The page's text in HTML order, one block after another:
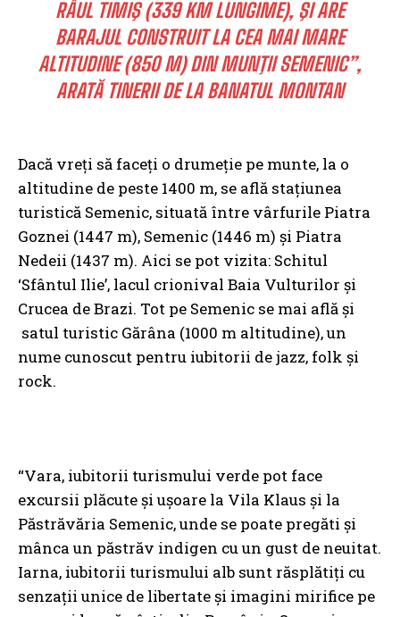
RÂUL TIMIŞ (339 KM LUNGIME), ŞI ARE
BARAJUL CONSTRUIT LA CEA MAI MARE
ALTITUDINE (850 M) DIN MUNŢII SEMENIC”,
ARATĂ TINERII DE LABANATUL MONTAN
Dacă vreţi să faceţi o drumeţie pe munte, la o
altitudine de peste 1400 m, se află staţiunea
turistică Semenic, situată între vârfurile Piatra
Goznei (1447 m), Semenic (1446 m) şi Piatra
Nedeii (1437 m). Aici se pot vizita: Schitul
‘Sfântul Ilie’, lacul crionival Baia Vulturilor şi
Crucea de Brazi. Tot pe Semenic se mai află şi
satul turistic Gărâna (1000 m altitudine), un
nume cunoscut pentru iubitorii de jazz, folk şi
rock.
“Vara, iubitorii turismului verde pot face
excursii plăcute şi uşoare la Vila Klaus şi la
Păstrăvăria Semenic, unde se poate pregăti şi
mânca un păstrăv indigen cu un gust de neuitat.
Iarna, iubitorii turismului alb sunt răsplătiţi cu
senzaţii unice de libertate şi imagini mirifice pe